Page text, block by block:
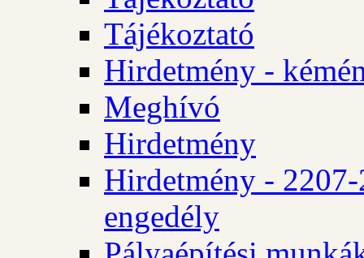
Tájékoztató
Hirdetmény -
Meghívó
Hirdetmény
Hirdetmény -
engedély